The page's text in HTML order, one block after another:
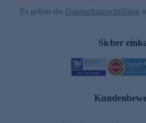
Es gelten die Datenschutzrichtlinien
Sicher